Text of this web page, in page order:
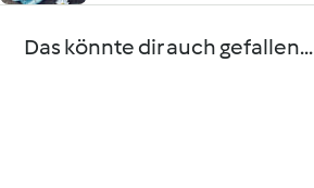
Das könnte dir auch gefallen...